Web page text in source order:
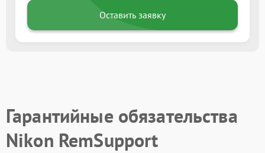
Оставить заявку
Гарантийные обязательства
Nikon RemSupport